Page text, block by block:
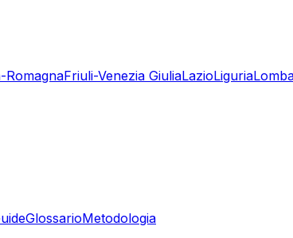
RomagnaFriuli-Venezia GiuliaLazioLiguria
GlossarioMetodologia